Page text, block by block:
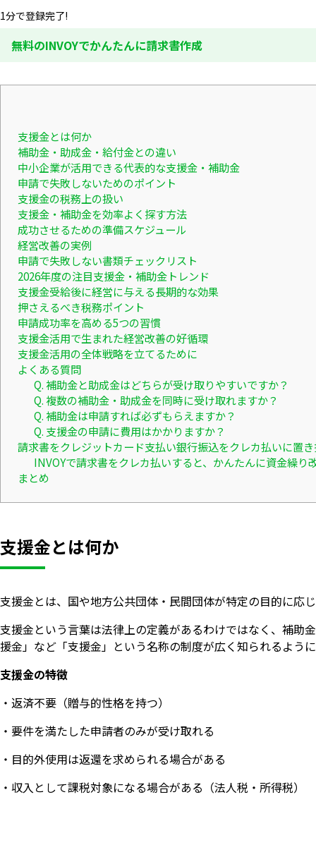
1分で登録完了!
無料のINVOYでかんたんに請求書作成
支援金とは何か
補助金・助成金・給付金との違い
中小企業が活用できる代表的な支援金・補助金
申請で失敗しないためのポイント
支援金の税務上の扱い
支援金・補助金を効率よく探す方法
成功させるための準備スケジュール
経営改善の実例
申請で失敗しない書類チェックリスト
2026年度の注目支援金・補助金トレンド
支援金受給後に経営に与える長期的な効果
押さえるべき税務ポイント
申請成功率を高める5つの習慣
支援金活用で生まれた経営改善の好循環
支援金活用の全体戦略を立てるために
よくある質問
Q. 補助金と助成金はどちらが受け取りやすいですか？
Q. 複数の補助金・助成金を同時に受け取れますか？
Q. 補助金は申請すれば必ずもらえますか？
Q. 支援金の申請に費用はかかりますか？
請求書をクレジットカード支払い銀行振込をクレカ払いに置
INVOYで請求書をクレカ払いすると、かんたんに資金繰り
まとめ
支援金とは何か
支援金とは、国や地方公共団体・民間団体が特定の目的に応
支援金という言葉は法律上の定義があるわけではなく、補助
援金」など「支援金」という名称の制度が広く知られるよう
支援金の特徴
・返済不要（贈与的性格を持つ）
・要件を満たした申請者のみが受け取れる
・目的外使用は返還を求められる場合がある
・収入として課税対象になる場合がある（法人税・所得税）